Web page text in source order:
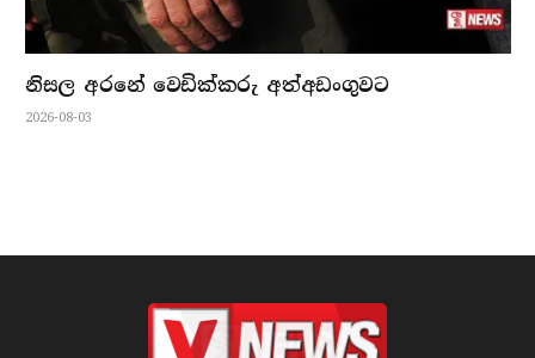
නිසල අරනේ වෙඩික්කරු අත්අඩංගුවට
2026-08-03